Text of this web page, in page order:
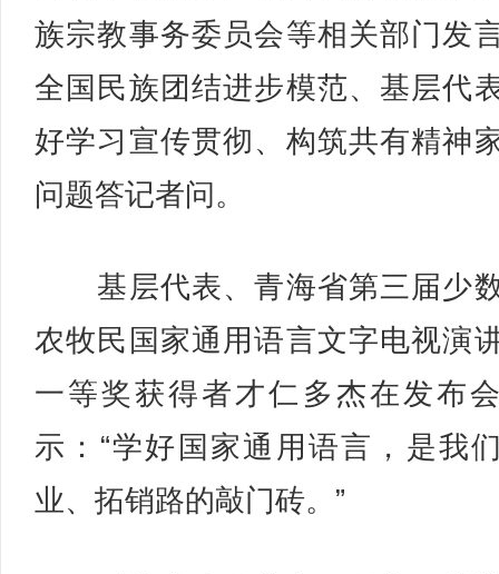
族宗教事务委员会等相关部门发
全国民族团结进步模范、基层代
好学习宣传贯彻、构筑共有精神
问题答记者问。
基层代表、青海省第三届少
农牧民国家通用语言文字电视演
一等奖获得者才仁多杰在发布
示：“学好国家通用语言，是我
业、拓销路的敲门砖。”